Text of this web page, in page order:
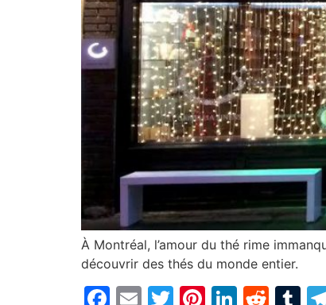
À Montréal, l’amour du thé rime
découvrir des thés du monde entier.
Facebook
EmailTwitter
Pinterest